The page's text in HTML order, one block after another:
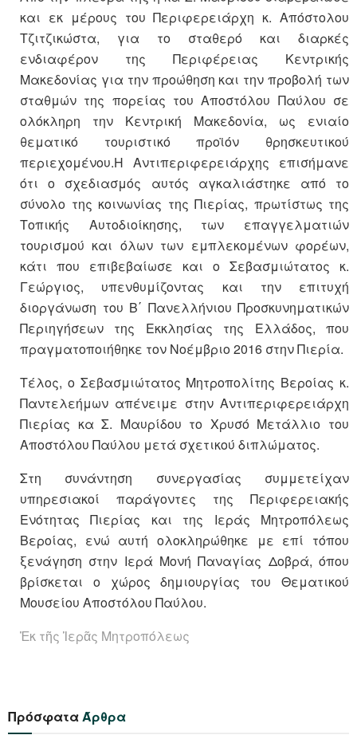
και εκ μέρους του Περιφερειάρχη κ. Απόστολου
Τζιτζικώστα, για το σταθερό και διαρκές
ενδιαφέρον της Περιφέρειας Κεντρικής
Μακεδονίας για την προώθηση και την προβολή των
σταθμών της πορείας του Αποστόλου Παύλου σε
ολόκληρη την Κεντρική Μακεδονία, ως ενιαίο
θεματικό τουριστικό προϊόν θρησκευτικού
περιεχομένου.Η Αντιπεριφερειάρχης επισήμανε
ότι ο σχεδιασμός αυτός αγκαλιάστηκε από το
σύνολο της κοινωνίας της Πιερίας, πρωτίστως της
Τοπικής Αυτοδιοίκησης, των επαγγελματιών
τουρισμού και όλων των εμπλεκομένων φορέων,
κάτι που επιβεβαίωσε και ο Σεβασμιώτατος κ.
Γεώργιος, υπενθυμίζοντας και την επιτυχή
διοργάνωση του Β΄ Πανελλήνιου Προσκυνηματικών
Περιηγήσεων της Εκκλησίας της Ελλάδος, που
πραγματοποιήθηκε τον Νοέμβριο 2016 στην Πιερία.
Τέλος, ο Σεβασμιώτατος Μητροπολίτης Βεροίας κ.
Παντελεήμων απένειμε στην Αντιπεριφερειάρχη
Πιερίας κα Σ. Μαυρίδου το Χρυσό Μετάλλιο του
Αποστόλου Παύλου μετά σχετικού διπλώματος.
Στη συνάντηση συνεργασίας συμμετείχαν
υπηρεσιακοί παράγοντες της Περιφερειακής
Ενότητας Πιερίας και της Ιεράς Μητροπόλεως
Βεροίας, ενώ αυτή ολοκληρώθηκε με επί τόπου
ξενάγηση στην Ιερά Μονή Παναγίας Δοβρά, όπου
βρίσκεται ο χώρος δημιουργίας του Θεματικού
Μουσείου Αποστόλου Παύλου.
Ἐκ τῆς Ἱερᾶς Μητροπόλεως
Πρόσφατα Άρθρα